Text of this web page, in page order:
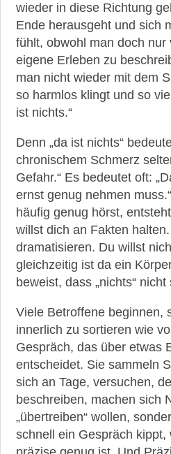
wieder in diese Richtung
Ende herausgeht und sich
fühlt, obwohl man doch nur
eigene Erleben zu
man nicht wieder mit dem
so harmlos klingt und so
ist nichts.“
Denn „da ist nichts“
chronischem Schmerz
Gefahr.“ Es bedeutet oft:
ernst genug nehmen
häufig genug hörst,
willst dich an Fakten
dramatisieren. Du willst
gleichzeitig ist da ein
beweist, dass „nichts“ nicht
Viele Betroffene beginnen,
innerlich zu sortieren wie
Gespräch, das über etwas
entscheidet. Sie sammeln
sich an Tage, versuchen,
beschreiben, machen sich
„übertreiben“ wollen,
schnell ein Gespräch kippt,